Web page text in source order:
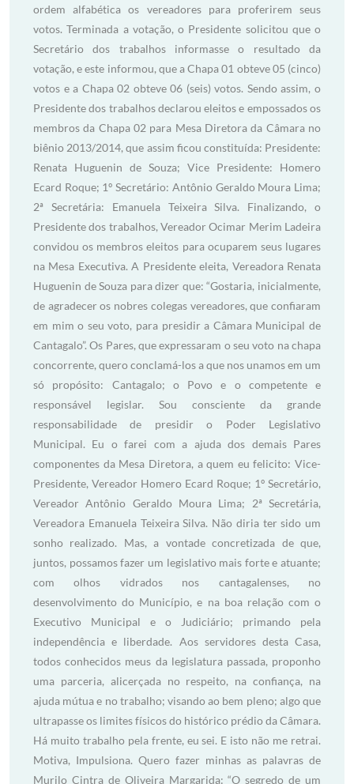
ordem alfabética os vereadores para proferirem seus
votos. Terminada a votação, o Presidente solicitou que o
Secretário dos trabalhos informasse o resultado da
votação, e este informou, que a Chapa 01 obteve 05 (cinco)
votos e a Chapa 02 obteve 06 (seis) votos. Sendo assim, o
Presidente dos trabalhos declarou eleitos e empossados os
membros da Chapa 02 para Mesa Diretora da Câmara no
biênio 2013/2014, que assim ficou constituída: Presidente:
Renata Huguenin de Souza; Vice Presidente: Homero
Ecard Roque; 1º Secretário: Antônio Geraldo Moura Lima;
2ª Secretária: Emanuela Teixeira Silva. Finalizando, o
Presidente dos trabalhos, Vereador Ocimar Merim Ladeira
convidou os membros eleitos para ocuparem seus lugares
na Mesa Executiva. A Presidente eleita, Vereadora Renata
Huguenin de Souza para dizer que: “Gostaria, inicialmente,
de agradecer os nobres colegas vereadores, que confiaram
em mim o seu voto, para presidir a Câmara Municipal de
Cantagalo”. Os Pares, que expressaram o seu voto na chapa
concorrente, quero conclamá-los a que nos unamos em um
só propósito: Cantagalo; o Povo e o competente e
responsável legislar. Sou consciente da grande
responsabilidade de presidir o Poder Legislativo
Municipal. Eu o farei com a ajuda dos demais Pares
componentes da Mesa Diretora, a quem eu felicito: Vice-
Presidente, Vereador Homero Ecard Roque; 1º Secretário,
Vereador Antônio Geraldo Moura Lima; 2ª Secretária,
Vereadora Emanuela Teixeira Silva. Não diria ter sido um
sonho realizado. Mas, a vontade concretizada de que,
juntos, possamos fazer um legislativo mais forte e atuante;
com olhos vidrados nos cantagalenses, no
desenvolvimento do Município, e na boa relação com o
Executivo Municipal e o Judiciário; primando pela
independência e liberdade. Aos servidores desta Casa,
todos conhecidos meus da legislatura passada, proponho
uma parceria, alicerçada no respeito, na confiança, na
ajuda mútua e no trabalho; visando ao bem pleno; algo que
ultrapasse os limites físicos do histórico prédio da Câmara.
Há muito trabalho pela frente, eu sei. E isto não me retrai.
Motiva, Impulsiona. Quero fazer minhas as palavras de
Murilo Cintra de Oliveira Margarida: “O segredo de um